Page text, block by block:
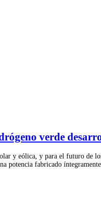
verde
y eólica, y para el futuro
potencia fabricado